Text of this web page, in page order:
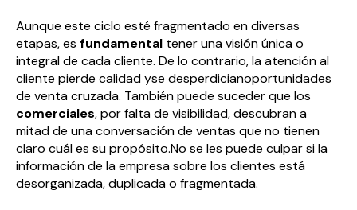
Aunque este ciclo esté fragmentado en diversas
etapas, es fundamental tener una visión única o
integral de cada cliente. De lo contrario, la atención al
cliente pierde calidad yse desperdicianoportunidades
de venta cruzada. También puede suceder que los
comerciales, por falta de visibilidad, descubran a
mitad de una conversación de ventas que no tienen
claro cuál es su propósito.No se les puede culpar si la
información de la empresa sobre los clientes está
desorganizada, duplicada o fragmentada.